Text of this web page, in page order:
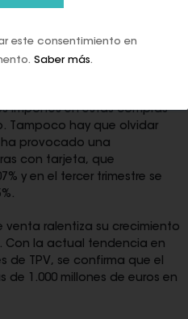
en los 195.246 millones de
del año pasado registraba
importes en estas compras
Tampoco hay que olvidar
provocado una
con tarjeta, que
y en el tercer trimestre se
venta ralentiza su crecimiento
Con la actual tendencia en
de TPV, se confirma que el
1.000 millones de euros en
este consentimiento en
Saber más.